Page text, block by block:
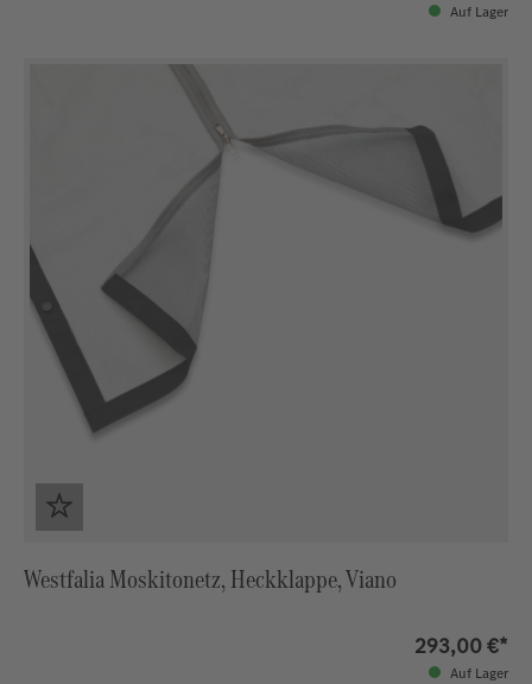
Auf Lager
Westfalia Moskitonetz, Heckklappe, Viano
293,00 €*
Auf Lager